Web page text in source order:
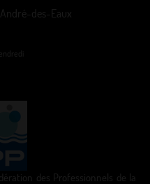
des-Eaux
des Professionnels de la